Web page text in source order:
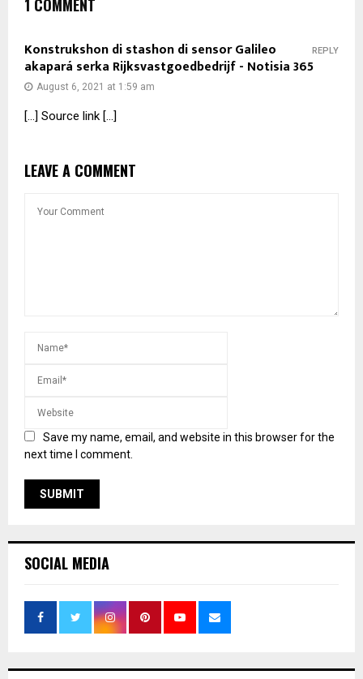
1 COMMENT
Konstrukshon di stashon di sensor Galileo
akapará serka Rijksvastgoedbedrijf - Notisia 365
August 6, 2021 at 1:59 am
[…] Source link […]
REPLY
LEAVE A COMMENT
Save my name, email, and website in this browser for the
next time I comment.
SOCIAL MEDIA